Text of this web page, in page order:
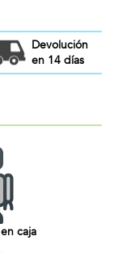
Devolución
en 14 días
caja